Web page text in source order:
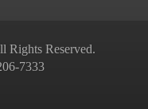
Reserved.
7333